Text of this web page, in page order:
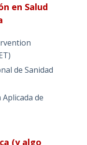
en Salud
de Sanidad
de
(y algo